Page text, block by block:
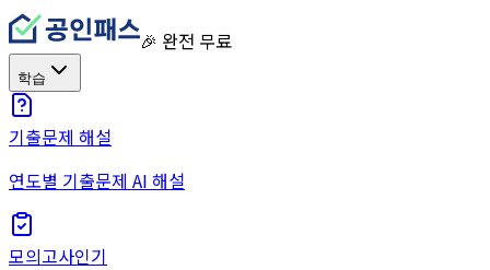
🎉 완전 무료
학습
기출문제 해설
연도별 기출문제 AI 해설
모의고사인기